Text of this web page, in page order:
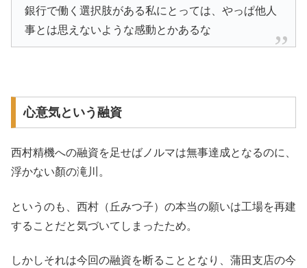
銀行で働く選択肢がある私にとっては、やっぱ他人
事とは思えないような感動とかあるな
心意気という融資
西村精機への融資を足せばノルマは無事達成となるのに、
浮かない顏の滝川。
というのも、西村（丘みつ子）の本当の願いは工場を再建
することだと気づいてしまったため。
しかしそれは今回の融資を断ることとなり、蒲田支店の今